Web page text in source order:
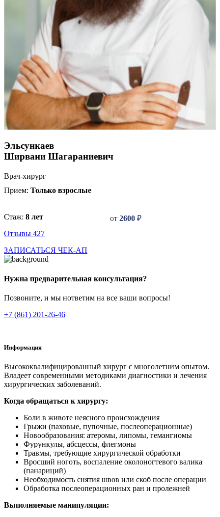
Эльсункаев
Ширвани Шагараниевич
Врач-хирург
Прием: Только взрослые
Стаж: 8 лет
Отзывы 427
от 2600 ₽
ЗАПИСАТЬСЯ ЧЕК-АП
Нужна предварительная консультация?
Позвоните, и мы нответим на все ваши вопросы!
+7 (861) 201-26-46
Информация
Высококвалифицированный хирург с многолетним опытом.
Владеет современными методиками диагностики и лечения
хирургических заболеваний.
Когда обращаться к хирургу:
Боли в животе неясного происхождения
Грыжи (паховые, пупочные, послеоперационные)
Новообразования: атеромы, липомы, гемангиомы
Фурункулы, абсцессы, флегмоны
Травмы, требующие хирургической обработки
Вросший ноготь, воспаление околоногтевого валика
(панариций)
Необходимость снятия швов или скоб после операции
Обработка послеоперационных ран и пролежней
Выполняемые манипуляции: